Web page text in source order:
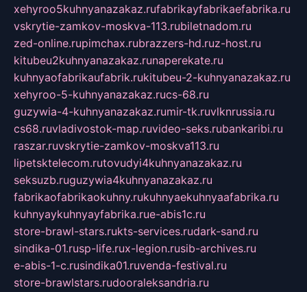
xehyroo5kuhnyanazakaz.rufabrikayfabrikaefabrika.ru
vskrytie-zamkov-moskva-113.rubiletnadom.ru
zed-online.rupimchax.rubrazzers-hd.ruz-host.ru
kitubeu2kuhnyanazakaz.runaperekate.ru
kuhnyaofabrikaufabrik.rukitubeu-2-kuhnyanazakaz.ru
xehyroo-5-kuhnyanazakaz.rucs-68.ru
guzywia-4-kuhnyanazakaz.rumir-tk.ruvlknrussia.ru
cs68.ruvladivostok-map.ruvideo-seks.rubankaribi.ru
raszar.ruvskrytie-zamkov-moskva113.ru
lipetsktelecom.rutovudyi4kuhnyanazakaz.ru
seksuzb.ruguzywia4kuhnyanazakaz.ru
fabrikaofabrikaokuhny.rukuhnyaekuhnyaafabrika.ru
kuhnyaykuhnyayfabrika.rue-abis1c.ru
store-brawl-stars.rukts-services.rudark-sand.ru
sindika-01.rusp-life.rux-legion.rusib-archives.ru
e-abis-1-c.rusindika01.ruvenda-festival.ru
store-brawlstars.rudooraleksandria.ru